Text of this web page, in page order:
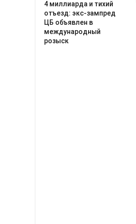
4 миллиарда и тихий
отъезд: экс-зампред
ЦБ объявлен в
международный
розыск